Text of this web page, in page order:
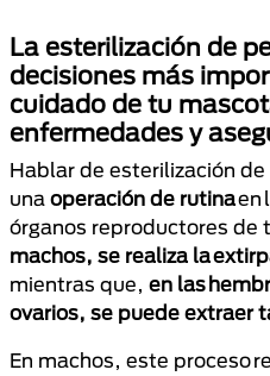
La esterilización de
decisiones más
cuidado de tu
enfermedades y
Hablar de esterilización
una operación de rutinaen
órganos reproductores de
machos, se realiza la
mientras que, en las
ovarios, se puede extraer
En machos, este proceso